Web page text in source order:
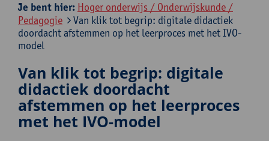
Je bent hier: Hoger onderwijs / Onderwijskunde /
Pedagogie
Van klik tot begrip: digitale didactiek
doordacht afstemmen op het leerproces met het IVO-
model
Van klik tot begrip: digitale
didactiek doordacht
afstemmen op het leerproces
met het IVO-model